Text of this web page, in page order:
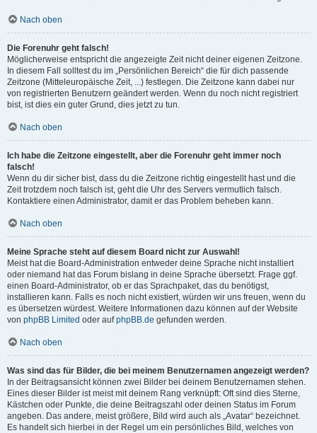
Nach oben
Die Forenuhr geht falsch!
Möglicherweise entspricht die angezeigte Zeit nicht deiner eigenen Zeitzone.
In diesem Fall solltest du im „Persönlichen Bereich“ die für dich passende
Zeitzone (Mitteleuropäische Zeit, ...) festlegen. Die Zeitzone kann dabei nur
von registrierten Benutzern geändert werden. Wenn du noch nicht registriert
bist, ist dies ein guter Grund, dies jetzt zu tun.
Nach oben
Ich habe die Zeitzone eingestellt, aber die Forenuhr geht immer noch
falsch!
Wenn du dir sicher bist, dass du die Zeitzone richtig eingestellt hast und die
Zeit trotzdem noch falsch ist, geht die Uhr des Servers vermutlich falsch.
Kontaktiere einen Administrator, damit er das Problem beheben kann.
Nach oben
Meine Sprache steht auf diesem Board nicht zur Auswahl!
Meist hat die Board-Administration entweder deine Sprache nicht installiert
oder niemand hat das Forum bislang in deine Sprache übersetzt. Frage ggf.
einen Board-Administrator, ob er das Sprachpaket, das du benötigst,
installieren kann. Falls es noch nicht existiert, würden wir uns freuen, wenn du
es übersetzen würdest. Weitere Informationen dazu können auf der Website
von phpBB Limited oder aufphpBB.de gefunden werden.
Nach oben
Was sind das für Bilder, die bei meinem Benutzernamen angezeigt werden?
In der Beitragsansicht können zwei Bilder bei deinem Benutzernamen stehen.
Eines dieser Bilder ist meist mit deinem Rang verknüpft: Oft sind dies Sterne,
Kästchen oder Punkte, die deine Beitragszahl oder deinen Status im Forum
angeben. Das andere, meist größere, Bild wird auch als „Avatar“ bezeichnet.
Es handelt sich hierbei in der Regel um ein persönliches Bild, welches von